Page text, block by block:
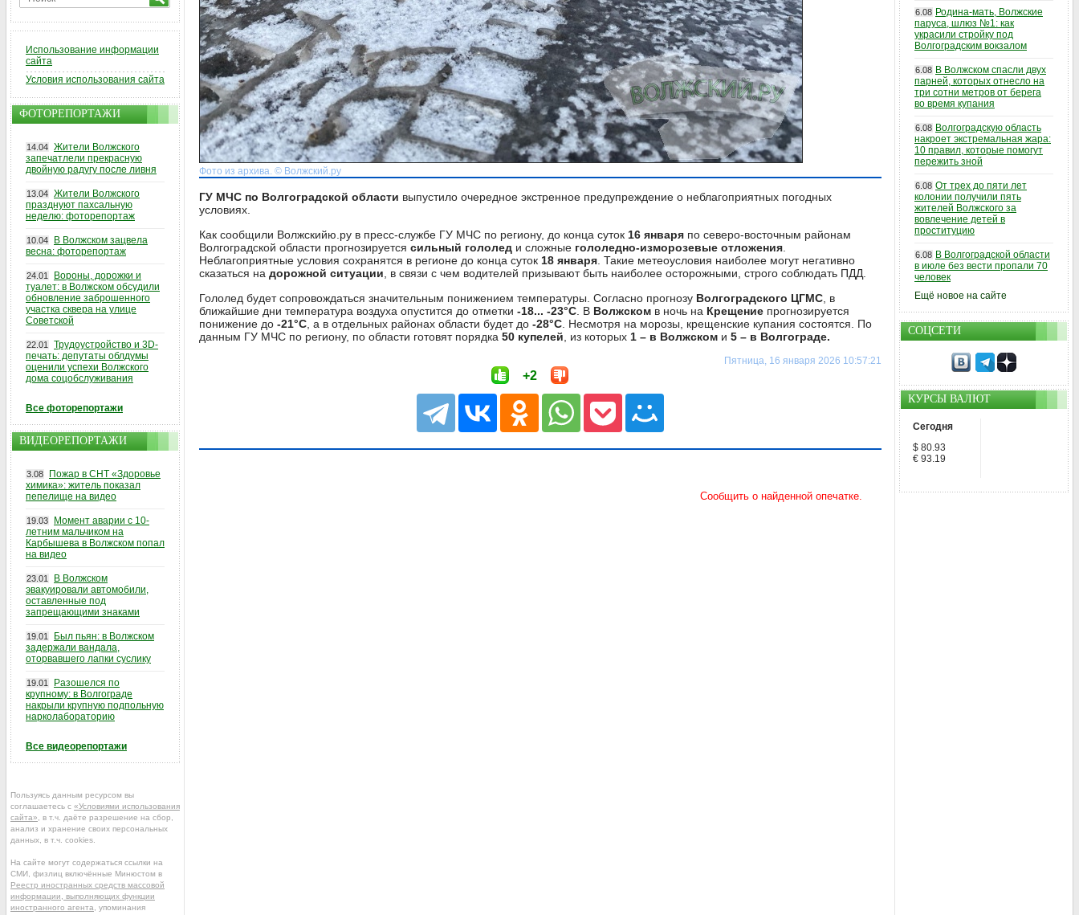
Фото из архива. © Волжский.ру
ГУ МЧС по Волгоградской области выпустило очередное экстренное предупреждение о неблагоприятных погодных
условиях.
Как сообщили Волжскийю.ру в пресс-службе ГУ МЧС по региону, до конца суток 16 января по северо-восточным районам
Волгоградской области прогнозируется сильный гололед и сложные гололедно-изморозевые отложения
Неблагоприятные условия сохранятся в регионе до конца суток 18 января . Такие метеоусловия наиболее могут негативно
сказаться на дорожной ситуации , в связи с чем водителей призывают быть наиболее осторожными, строго соблюдать ПДД.
Гололед будет сопровождаться значительным понижением температуры. Согласно прогнозу Волгоградского ЦГМС , в
ближайшие дни температура воздуха опустится до отметки -18... -23°С . В Волжском в ночь на Крещение прогнозируется
понижение до -21°С , а в отдельных районах области будет до -28°С . Несмотря на морозы, крещенские купания состоятся. По
данным ГУ МЧС по региону, по области готовят порядка 50 купелей , из которых 1 – в Волжском и 5 – в Волгограде.
Пятница, 16 января 2026 10:57:21
+2
Использование информации
сайта
Условия использования сайта
ФОТОРЕПОРТАЖИ
14.04 Жители Волжского
запечатлели прекрасную
двойную радугу после ливня
13.04 Жители Волжского
празднуют пахсальную
неделю: фоторепортаж
10.04
В Волжском зацвела
весна: фоторепортаж
24.01
Вороны, дорожки и
туалет: в Волжском обсудили
обновление заброшенного
участка сквера на улице
Советской
22.01
Трудоустройство и 3D-
печать: депутаты облдумы
оценили успехи Волжского
дома соцобслуживания
Все фоторепортажи
ВИДЕОРЕПОРТАЖИ
3.08
Пожар в СНТ «Здоровье
химика»: житель показал
пепелище на видео
19.03
Момент аварии с 10-
летним мальчиком на
Карбышева в Волжском попал
на видео
23.01
В Волжском
эвакуировали автомобили,
оставленные под
запрещающими знаками
19.01
Был пьян: в Волжском
задержали вандала,
оторвавшего лапки суслику
19.01
Разошелся по
крупному: в Волгограде
накрыли крупную подпольную
нарколабораторию
Все видеорепортажи
Пользуясь данным ресурсом вы
соглашаетесь с «Условиями использования
сайта» , в т.ч. даёте разрешение на сбор,
анализ и хранение своих персональных
данных, в т.ч. cookies.
На сайте могут содержаться ссылки на
СМИ, физлиц включённые Минюстом в
Реестр иностранных средств массовой
информации, выполняющих функции
иностранного агента , упоминания
6.08 Родина-мать, Волжские
паруса, шлюз №1: как
украсили стройку под
Волгоградским вокзалом
6.08 В Волжском спасли двух
парней, которых отнесло на
три сотни метров от берега
во время купания
6.08 Волгоградскую область
накроет экстремальная жара:
10 правил, которые помогут
пережить зной
6.08 От трех до пяти лет
колонии получили пять
жителей Волжского за
вовлечение детей в
проституцию
6.08 В Волгоградской области
в июле без вести пропали 70
человек
Ещё новое на сайте
СОЦСЕТИ
КУРСЫ ВАЛЮТ
Сегодня
$ 80.93
€ 93.19